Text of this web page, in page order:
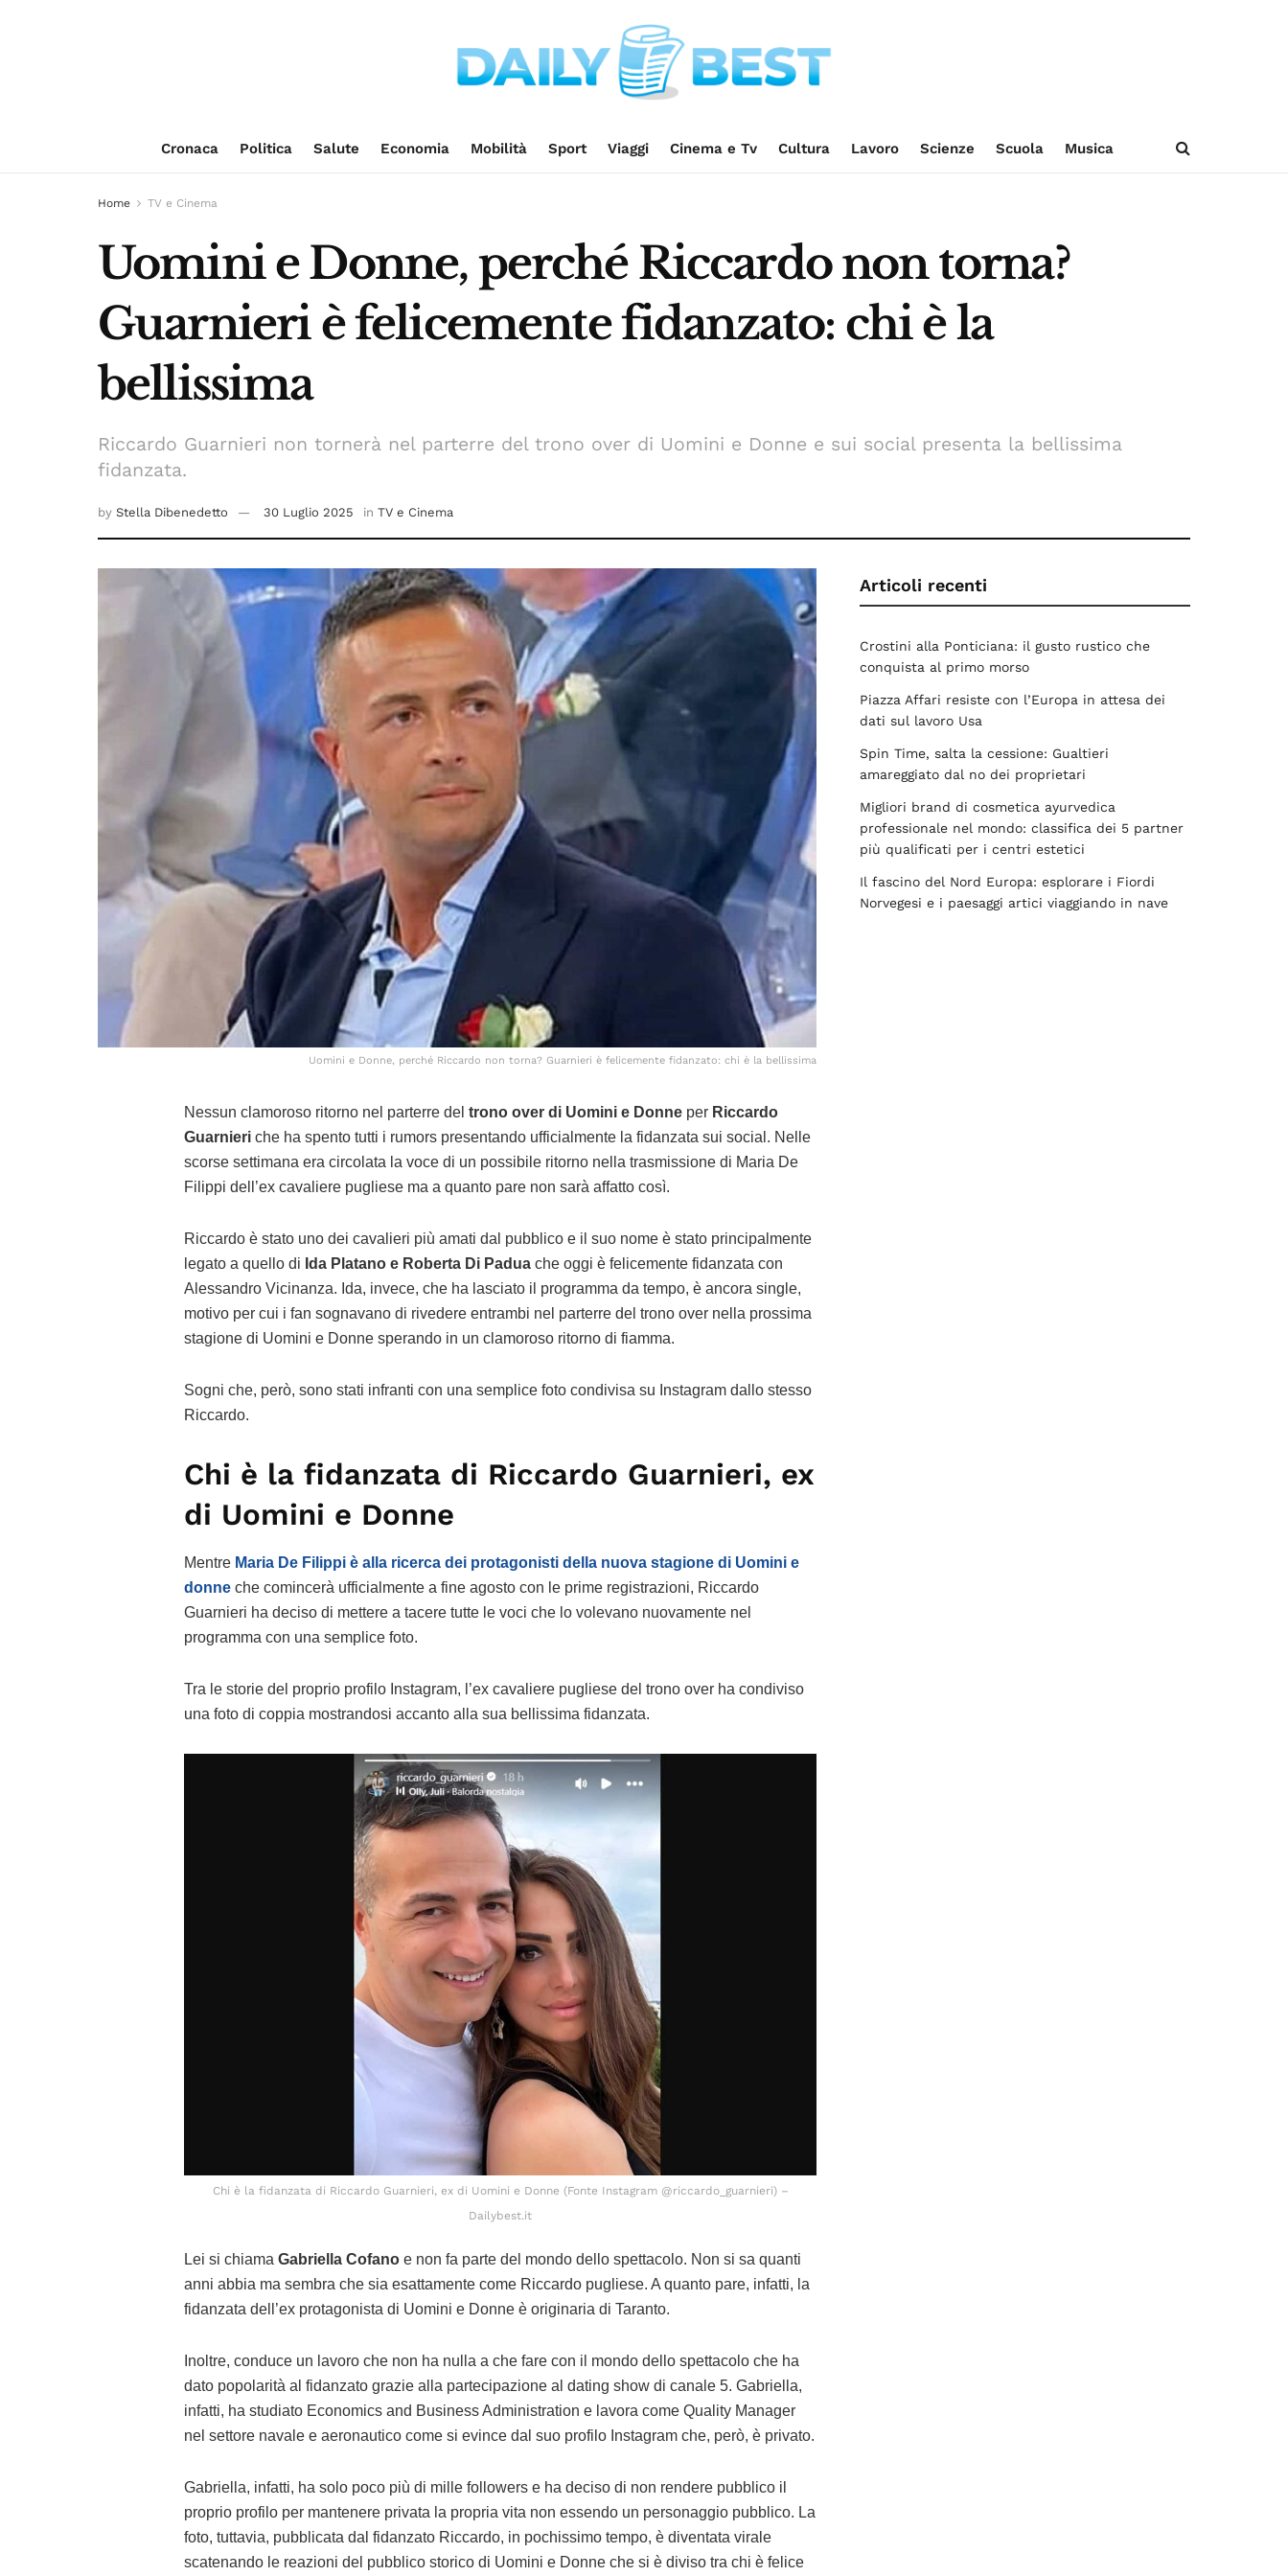
Cronaca Politica Salute Economia Mobilità Sport Viaggi Cinema e Tv Cultura Lavoro Scienze Scuola Musica
Home TV e Cinema
Uomini e Donne, perché Riccardo non torna?
Guarnieri è felicemente fidanzato: chi è la
bellissima
Riccardo Guarnieri non tornerà nel parterre del trono over di Uomini e Donne e sui social presenta la bellissima
fidanzata.
by Stella Dibenedetto 30 Luglio 2025 in TV e Cinema
Uomini e Donne, perché Riccardo non torna? Guarnieri è felicemente fidanzato: chi è la bellissima
Nessun clamoroso ritorno nel parterre del trono over di Uomini e Donne per Riccardo
Guarnieri che ha spento tutti i rumors presentando ufficialmente la fidanzata sui social. Nelle
scorse settimana era circolata la voce di un possibile ritorno nella trasmissione di Maria De
Filippi dell’ex cavaliere pugliese ma a quanto pare non sarà affatto così.
Riccardo è stato uno dei cavalieri più amati dal pubblico e il suo nome è stato principalmente
legato a quello di Ida Platano e Roberta Di Padua che oggi è felicemente fidanzata con
Alessandro Vicinanza. Ida, invece, che ha lasciato il programma da tempo, è ancora single,
motivo per cui i fan sognavano di rivedere entrambi nel parterre del trono over nella prossima
stagione di Uomini e Donne sperando in un clamoroso ritorno di fiamma.
Sogni che, però, sono stati infranti con una semplice foto condivisa su Instagram dallo stesso
Riccardo.
Chi è la fidanzata di Riccardo Guarnieri, ex
di Uomini e Donne
Mentre Maria De Filippi è alla ricerca dei protagonisti della nuova stagione di Uomini e
donne che comincerà ufficialmente a fine agosto con le prime registrazioni, Riccardo
Guarnieri ha deciso di mettere a tacere tutte le voci che lo volevano nuovamente nel
programma con una semplice foto.
Tra le storie del proprio profilo Instagram, l’ex cavaliere pugliese del trono over ha condiviso
una foto di coppia mostrandosi accanto alla sua bellissima fidanzata.
Chi è la fidanzata di Riccardo Guarnieri, ex di Uomini e Donne (Fonte Instagram @riccardo_guarnieri) –
Dailybest.it
Lei si chiama Gabriella Cofano e non fa parte del mondo dello spettacolo. Non si sa quanti
anni abbia ma sembra che sia esattamente come Riccardo pugliese. A quanto pare, infatti, la
fidanzata dell’ex protagonista di Uomini e Donne è originaria di Taranto.
Inoltre, conduce un lavoro che non ha nulla a che fare con il mondo dello spettacolo che ha
dato popolarità al fidanzato grazie alla partecipazione al dating show di canale 5. Gabriella,
infatti, ha studiato Economics and Business Administration e lavora come Quality Manager
nel settore navale e aeronautico come si evince dal suo profilo Instagram che, però, è privato.
Gabriella, infatti, ha solo poco più di mille followers e ha deciso di non rendere pubblico il
proprio profilo per mantenere privata la propria vita non essendo un personaggio pubblico. La
foto, tuttavia, pubblicata dal fidanzato Riccardo, in pochissimo tempo, è diventata virale
scatenando le reazioni del pubblico storico di Uomini e Donne che si è diviso tra chi è felice
Articoli recenti
Crostini alla Ponticiana: il gusto rustico che
conquista al primo morso
Piazza Affari resiste con l’Europa in attesa dei
dati sul lavoro Usa
Spin Time, salta la cessione: Gualtieri
amareggiato dal no dei proprietari
Migliori brand di cosmetica ayurvedica
professionale nel mondo: classifica dei 5 partner
più qualificati per i centri estetici
Il fascino del Nord Europa: esplorare i Fiordi
Norvegesi e i paesaggi artici viaggiando in nave